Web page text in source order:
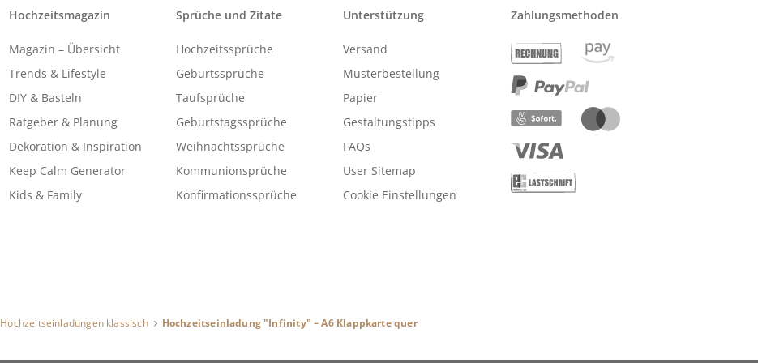
Hochzeitsmagazin
Magazin – Übersicht
Trends & Lifestyle
DIY & Basteln
Ratgeber & Planung
Dekoration & Inspiration
Keep Calm Generator
Kids & Family
Sprüche und Zitate
Hochzeitssprüche
Geburtssprüche
Taufsprüche
Geburtstagssprüche
Weihnachtssprüche
Kommunionsprüche
Konfirmationssprüche
Unterstützung
Versand
Musterbestellung
Papier
Gestaltungstipps
FAQs
User Sitemap
Cookie Einstellungen
Zahlungsmethoden
Hochzeitseinladungen klassisch Hochzeitseinladung "Infinity" – A6 Klappkarte quer